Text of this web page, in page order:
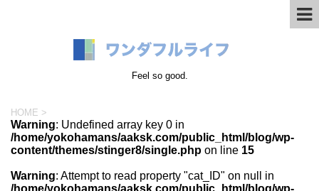
Feel so good.
HOME >
Warning: Undefined array key 0 in
/home/yokohamans/aaksk.com/public_html/blog/wp-
content/themes/stinger8/single.php on line 15
Warning: Attempt to read property "cat_ID" on null in
/home/yokohamans/aaksk.com/public_html/blog/wp-